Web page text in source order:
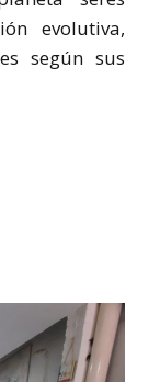
evolutiva,
según sus